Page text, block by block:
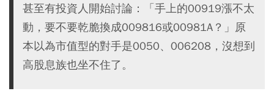
甚至有投資人開始討論：「手上的00919漲不太
動，要不要乾脆換成009816或00981A？」原
本以為市值型的對手是0050、006208，沒想到
高股息族也坐不住了。